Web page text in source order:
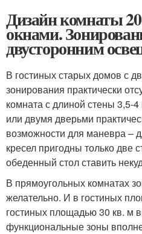
Дизайн комнаты
окнами.
двусторонним
В гостиных старых домов с
зонирования практически
комната с длиной стены 3,5-
или двумя дверьми
возможности для маневра –
кресел пригодны только две
обеденный стол ставить
В прямоугольных комнатах
желательно. И в гостиных
гостиных площадью 30 кв. м
функциональные зоны